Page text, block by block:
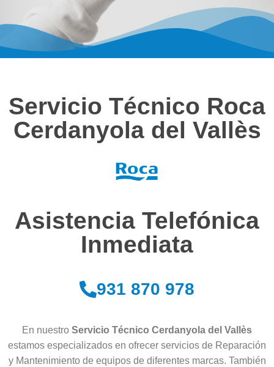
Servicio Técnico Roca
Cerdanyola del Vallès
Asistencia Telefónica
Inmediata
931 870 978
En nuestro Servicio Técnico Cerdanyola del Vallès
estamos especializados en ofrecer servicios de Reparación
y Mantenimiento de equipos de diferentes marcas. También